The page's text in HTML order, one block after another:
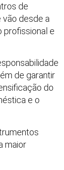
de
desde a
profissional e
de garantir
do
e o
maior